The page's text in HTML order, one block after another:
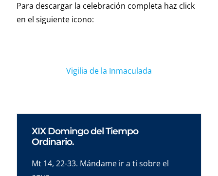
Para descargar la celebración completa haz click
en el siguiente icono:
Vigilia de la Inmaculada
XIX Domingo del Tiempo
Ordinario.
Mt 14, 22-33. Mándame ir a ti sobre el